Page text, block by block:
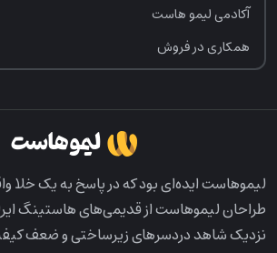
آکادمی لیمو هاست
همکاری در فروش
لیمو‌هاست ایده‌ای بود که در پاسخ به یک خلا
طراحان لیمو‌هاست از قدیمی‌های هاستینگ
نزدیک شاهد دردسرهای زیرساختی و ضعف